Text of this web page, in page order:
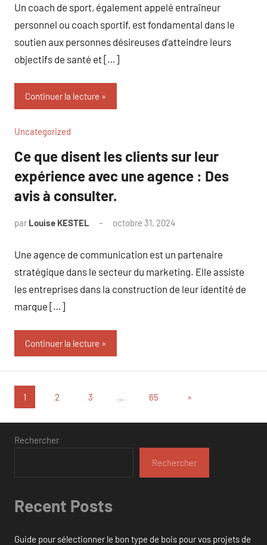
Un coach de sport, également appelé entraîneur
personnel ou coach sportif, est fondamental dans le
soutien aux personnes désireuses d’atteindre leurs
objectifs de santé et […]
Continuer la lecture
Uncategorized
Ce que disent les clients sur leur
expérience avec une agence : Des
avis à consulter.
par Louise KESTEL octobre 31, 2024
Une agence de communication est un partenaire
stratégique dans le secteur du marketing. Elle assiste
les entreprises dans la construction de leur identité de
marque […]
Continuer la lecture
Pagination
des
publications
1 2 3 … 65
Articles
»
Rechercher
Rechercher
Recent Posts
Guide pour sélectionner le bon type de bois pour vos projets de